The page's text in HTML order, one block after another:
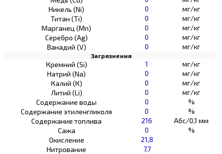
Никель (Ni)
0
мг/кг
Титан (Ti)
0
мг/кг
Марганец (Mn)
0
мг/кг
Серебро (Ag)
0
мг/кг
Ванадий (V)
0 мг/кг
Загрязнения
Кремний (Si) 1
мг/кг
Натрий (Na)
0
мг/кг
Калий (К)
0
мг/кг
Литий (Li)
0
мг/кг
Содержание воды
0
%
Содержание этиленгликоля
0
%
Содержание топлива
216
Абс/0,1 мм
Сажа
0
%
Окисление
21,8
Нитрование
7,7